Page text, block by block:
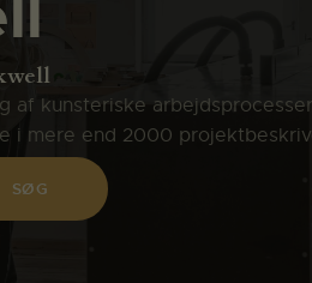
af kunsteriske
i mere end 2000